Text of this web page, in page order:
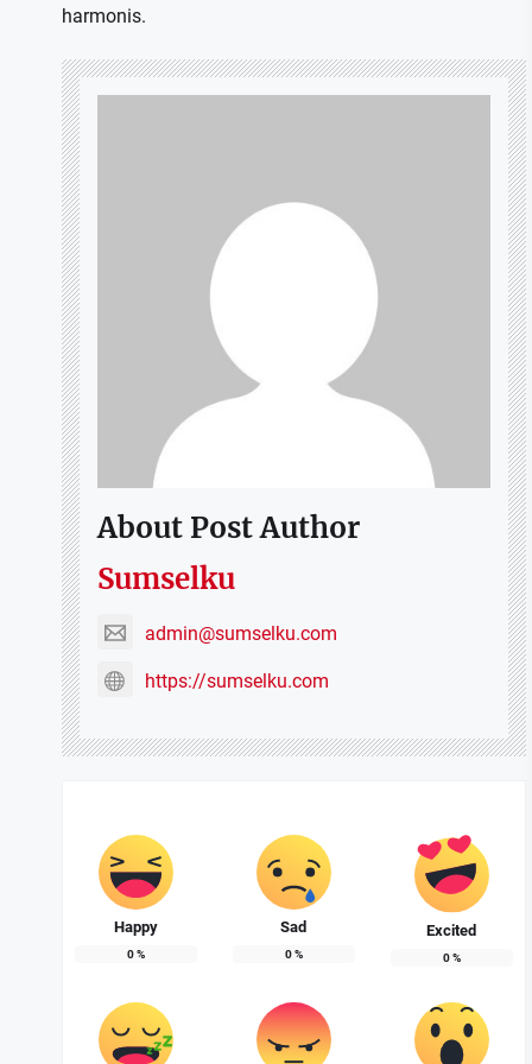
harmonis.
About Post Author
Sumselku
admin@sumselku.com
https://sumselku.com
Happy
0%
Sad
0%
Excited
0%